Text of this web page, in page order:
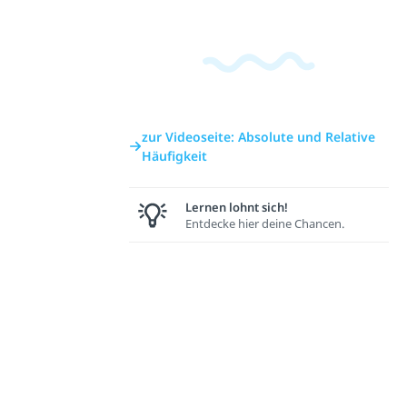
zur Videoseite: Absolute und Relative
Häufigkeit
Lernen lohnt sich!
Entdecke hier deine Chancen.